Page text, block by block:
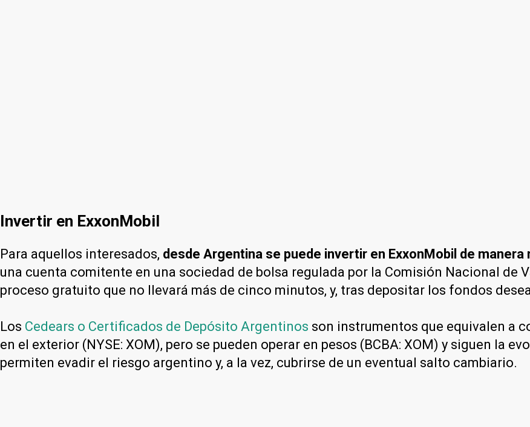
Invertir en ExxonMobil
Para aquellos interesados, desde Argentina se puede invertir en ExxonMobil de manera
una cuenta comitente en una sociedad de bolsa regulada por la Comisión Nacional de
proceso gratuito que no llevará más de cinco minutos, y, tras depositar los fondos
Los Cedears o Certificados de Depósito Argentinos son instrumentos que equivalen a
en el exterior (NYSE: XOM), pero se pueden operar en pesos (BCBA: XOM) y siguen la
permiten evadir el riesgo argentino y, a la vez, cubrirse de un eventual salto cambiario.